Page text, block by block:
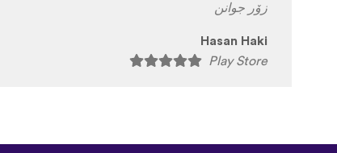
زۆر جوانن
Hasan Haki
Play Store